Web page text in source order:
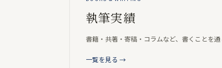
執筆実績
書籍・共著・寄稿・コラムなど、書くことを
一覧を見る →